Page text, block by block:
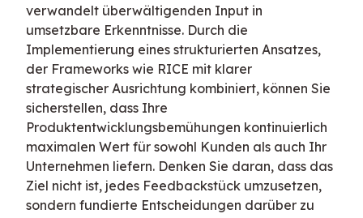
verwandelt überwältigenden Input in
umsetzbare Erkenntnisse. Durch die
Implementierung eines strukturierten Ansatzes,
der Frameworks wie RICE mit klarer
strategischer Ausrichtung kombiniert, können Sie
sicherstellen, dass Ihre
Produktentwicklungsbemühungen kontinuierlich
maximalen Wert für sowohl Kunden als auch Ihr
Unternehmen liefern. Denken Sie daran, dass das
Ziel nicht ist, jedes Feedbackstück umzusetzen,
sondern fundierte Entscheidungen darüber zu